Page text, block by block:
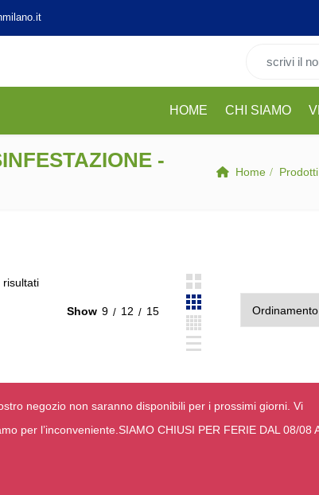
HOME CHI SIAMO
-
Home Prodotti
risultati
Show 9 12 15
negozio non saranno disponibili per i prossimi giorni. Vi
per l’inconveniente.SIAMO CHIUSI PER FERIE DAL 08/08